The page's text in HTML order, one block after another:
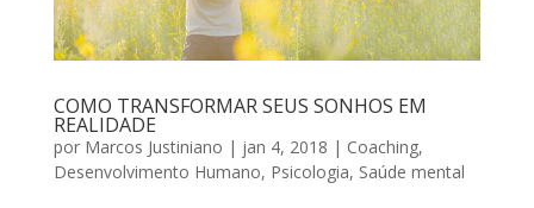
COMO TRANSFORMAR SEUS SONHOS EM
REALIDADE
por Marcos Justiniano | jan 4, 2018 | Coaching,
Desenvolvimento Humano, Psicologia, Saúde mental